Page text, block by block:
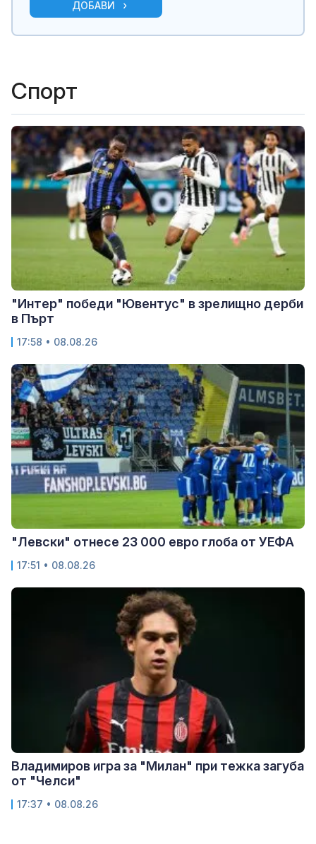
ДОБАВИ
Спорт
"Интер" победи "Ювентус" в зрелищно дерби
в Пърт
17:58 • 08.08.26
"Левски" отнесе 23 000 евро глоба от УЕФА
17:51 • 08.08.26
Владимиров игра за "Милан" при тежка загуба
от "Челси"
17:37 • 08.08.26